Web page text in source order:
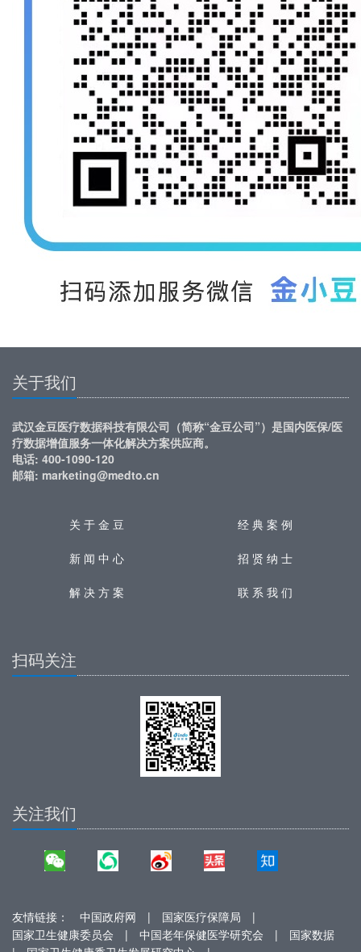
关于我们
武汉金豆医疗数据科技有限公司（简称“金豆公司”）是国内医保/医
疗数据增值服务一体化解决方案供应商。
电话: 400-1090-120
邮箱: marketing@medto.cn
关 于 金 豆
新 闻 中 心
解 决 方 案
经 典 案 例
招 贤 纳 士
联 系 我 们
扫码关注
关注我们
友情链接： 中国政府网 | 国家医疗保障局
|
国家卫生健康委员会
| 中国老年保健医学研究会 |
国家数据